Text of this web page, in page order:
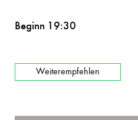
Beginn 19:30
Weiterempfehlen